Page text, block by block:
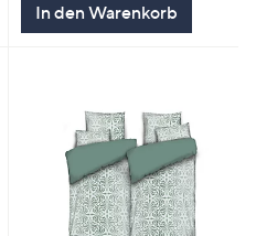
In den Warenkorb